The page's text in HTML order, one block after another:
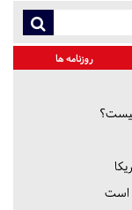
روزنامه ها
است